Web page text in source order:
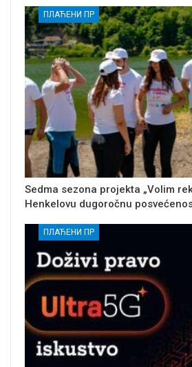
ПЛАЋЕНИ ПР
Sedma sezona projekta „Volim
Henkelovu dugoročnu
ПЛАЋЕНИ ПР